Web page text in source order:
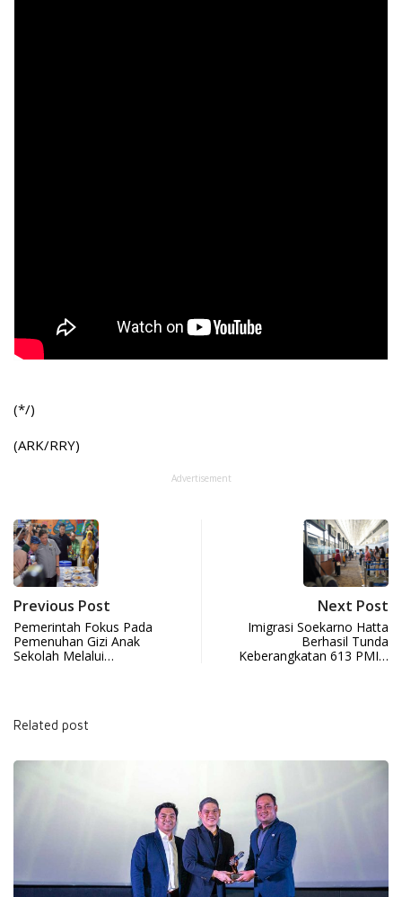
(*/)
(ARK/RRY)
Advertisement
Previous Post
Pemerintah Fokus Pada
Pemenuhan Gizi Anak
Sekolah Melalui…
Next Post
Imigrasi Soekarno Hatta
Berhasil Tunda
Keberangkatan 613 PMI…
Related post